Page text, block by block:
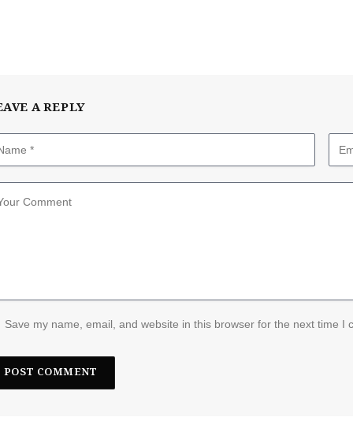
A REPLY
Save my name, email, and website in this browser for the next time I